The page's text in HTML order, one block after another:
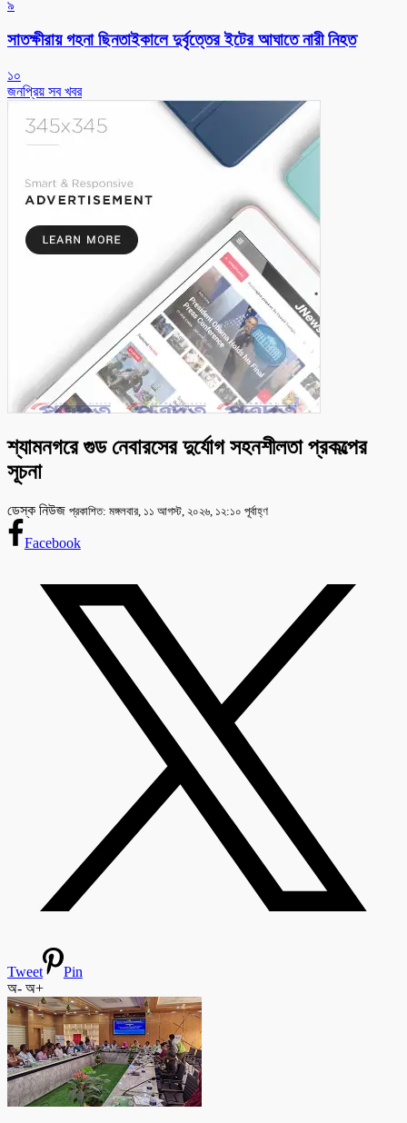
৯
সাতক্ষীরায় গহনা ছিনতাইকালে দুর্বৃত্তের ইটের আঘাতে নারী নিহত
১০
জনপ্রিয় সব খবর
শ্যামনগরে গুড নেবারসের দুর্যোগ সহনশীলতা প্রকল্পের
সূচনা
ডেস্ক নিউজ প্রকাশিত: মঙ্গলবার, ১১ আগস্ট, ২০২৬, ১২:১০ পূর্বাহ্ণ
Facebook
Tweet
Pin
অ- অ+